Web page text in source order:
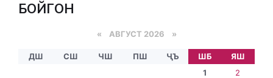
БОЙГОНӢ
« АВГУСТ 2026 »
ДШ СШ ЧШ ПШ ҶЪ ШБ
ЯШ
1
2